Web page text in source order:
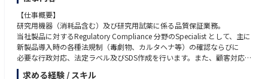
案
・販売代理店との連携による担当エリアの売上最大化
・SalesforceなどのITツールを活用した商談管理、売上予測、パイプライ
ン管理
・アプリケーションスペシャリスト、マーケティング、サービス部門など
社内関係者との連携
・学会、展示会、セミナーなどを通じた顧客接点の創出
【仕事概要】
研究用機器（消耗品含む）及び研究用試薬に係る品質保証業務。
当社製品に対するRegulatory Compliance 分野のSpecialist として、主に
新製品導入時の各種法規制（毒劇物、カルタヘナ等）の確認ならびに
必要な行政対応、法定ラベル及びSDS作成を行います。また、顧客対応中
心に、社内外から依頼に対応を行います。
求める経験 / スキル